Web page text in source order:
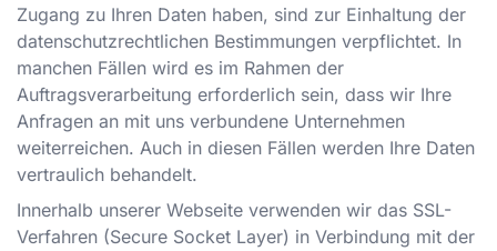
Zugang zu Ihren Daten haben, sind zur Einhaltung der
datenschutzrechtlichen Bestimmungen verpflichtet. In
manchen Fällen wird es im Rahmen der
Auftragsverarbeitung erforderlich sein, dass wir Ihre
Anfragen an mit uns verbundene Unternehmen
weiterreichen. Auch in diesen Fällen werden Ihre Daten
vertraulich behandelt.
Innerhalb unserer Webseite verwenden wir das SSL-
Verfahren (Secure Socket Layer) in Verbindung mit der